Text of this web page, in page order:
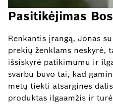
Pasitikėjimas
Renkantis įrangą, Jonas
prekių ženklams neskyrė,
išsiskyrė patikimumu ir
svarbu buvo tai, kad
metų tiekti atsargines
produktas ilgaamžis ir